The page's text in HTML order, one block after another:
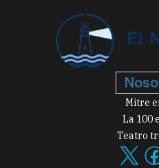
Mitre
La 100
Teatro